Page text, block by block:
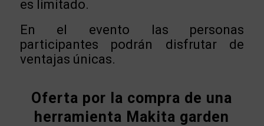
es limitado.
En el evento las personas
participantes podrán disfrutar de
ventajas únicas.
Oferta por la compra de una
herramienta Makita garden